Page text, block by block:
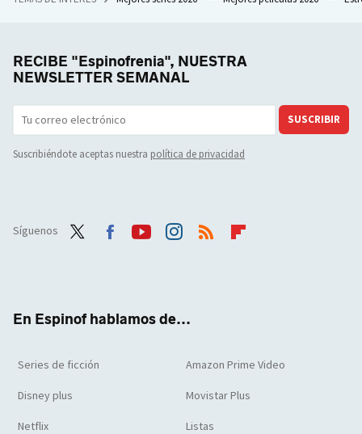
RECIBE "Espinofrenia", NUESTRA
NEWSLETTER SEMANAL
SUSCRIBIR
Suscribiéndote aceptas nuestra política de privacidad
Síguenos
En Espinof hablamos de...
Series de ficción Amazon Prime Video
Disney plus Movistar Plus
Netflix Listas